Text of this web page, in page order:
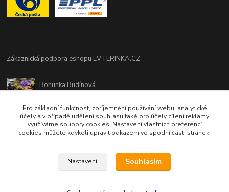
Zákaznická podpora eshopu EVTERINKA.CZ
Bohunka Budínová
(Po-Pá - 9:00-17:00hod, So 8:00-12:00hod)
obchod@evterinka.cz
Pro základní funkčnost, zpříjemnění používání webu, analytické
účely a v případě udělení souhlasu také pro účely cílení reklamy
využíváme soubory cookies. Nastavení vlastních preferencí
cookies můžete kdykoli upravit odkazem ve spodní části stránek.
Nastavení Souhlasím